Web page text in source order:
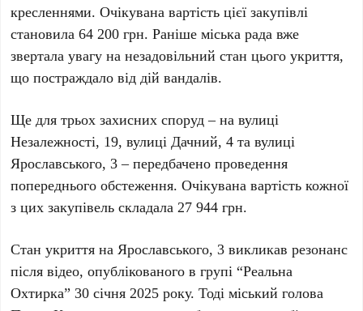
кресленнями. Очікувана вартість цієї закупівлі
становила64 200 грн. Раніше міська рада вже
звертала увагу на незадовільний стан цього укриття,
що постраждало від дій вандалів.
Ще длятрьох захисних споруд – на вулиці
Незалежності, 19, вулиціДачний, 4 та вулиці
Ярославського, 3– передбачено проведення
попереднього обстеження. Очікувана вартість кожної
з цих закупівель складала27 944 грн.
Стан укриття наЯрославського, 3 викликав резонанс
після відео, опублікованого в групі “Реальна
Охтирка”30 січня 2025 року. Тоді міський голова